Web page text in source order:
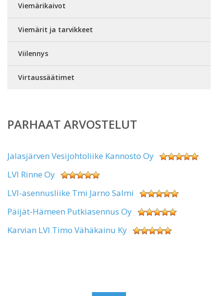
Viemärikaivot
Viemärit ja tarvikkeet
Viilennys
Virtaussäätimet
PARHAAT ARVOSTELUT
Jalasjärven Vesijohtoliike Kannosto Oy
LVI Rinne Oy
LVI-asennusliike Tmi Jarno Salmi
Päijät-Hämeen Putkiasennus Oy
Karvian LVI Timo Vähäkainu Ky